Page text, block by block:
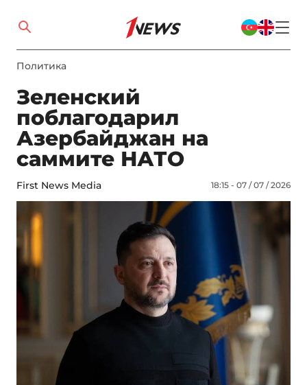
Политика
Зеленский
поблагодарил
Азербайджан на
саммите НАТО
First News Media 18:15 - 07 / 07 / 2026